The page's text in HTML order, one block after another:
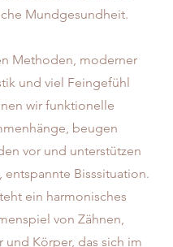
Mundgesundheit.
Methoden, moderner
und viel Feingefühl
wir funktionelle
beugen
vor und unterstützen
entspannte Bisssituation.
ein harmonisches
von Zähnen,
und Körper, das sich im